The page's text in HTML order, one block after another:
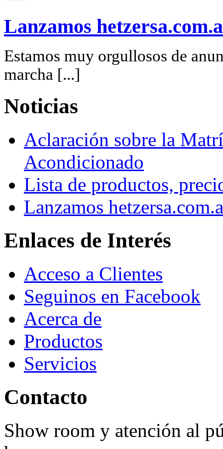
Lanzamos
Estamos muy orgullosos de
marcha [...]
Noticias
Aclaración sobre la
Acondicionado
Lista de productos,
Lanzamos
Enlaces de Interés
Acceso a Clientes
Seguinos en Facebook
Acerca de
Productos
Servicios
Contacto
Show room y atención al